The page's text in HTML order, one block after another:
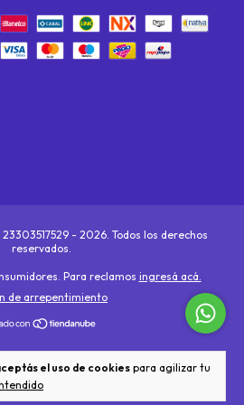
el uso de cookiespara agilizar tu
- 2026. Todos los derechos
reservados.
Para reclamos ingresá acá.
de arrepentimiento